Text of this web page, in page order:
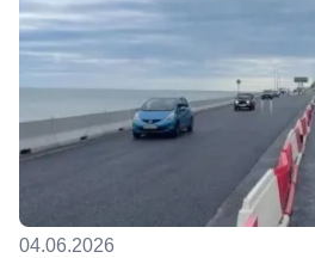
04.06.2026